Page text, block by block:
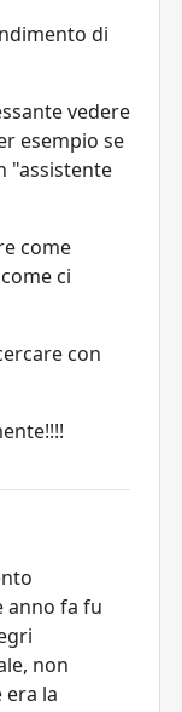
di
vedere
esempio se
"assistente
come
ci
con
anno fa fu
non
la